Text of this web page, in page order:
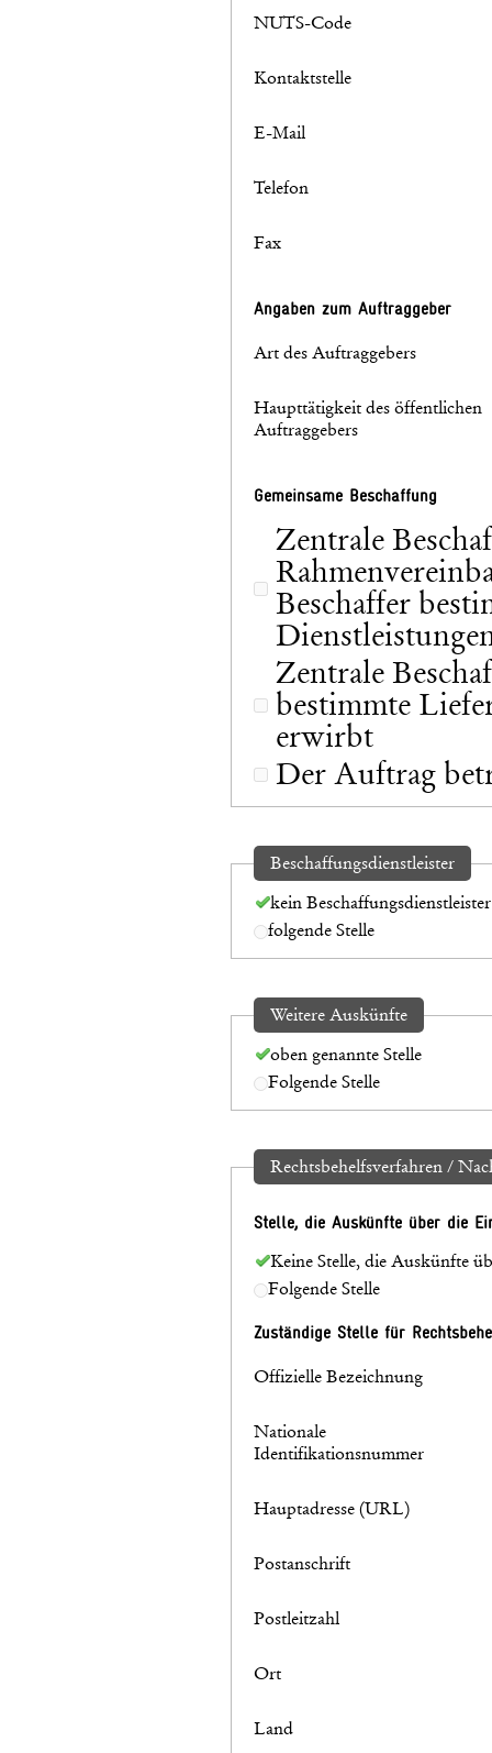
NUTS-Code
Kontaktstelle
E-Mail
Telefon
Fax
Angaben zum Auftraggeber
Art des Auftraggebers
Haupttätigkeit des öffentlichen
Auftraggebers
Gemeinsame Beschaffung
Zentrale
Beschaffer
Zentrale
bestimmte
erwirbt
Der Auftrag
Beschaffungsdienstleister
kein Beschaffungsdienstleister
folgende Stelle
Weitere Auskünfte
oben genannte Stelle
Folgende Stelle
Rechtsbehelfsverfahren /
Stelle, die Auskünfte über die
Keine Stelle, die Auskünfte
Folgende Stelle
Zuständige Stelle für
Offizielle Bezeichnung
Nationale
Identifikationsnummer
Hauptadresse (URL)
Postanschrift
Postleitzahl
Ort
Land